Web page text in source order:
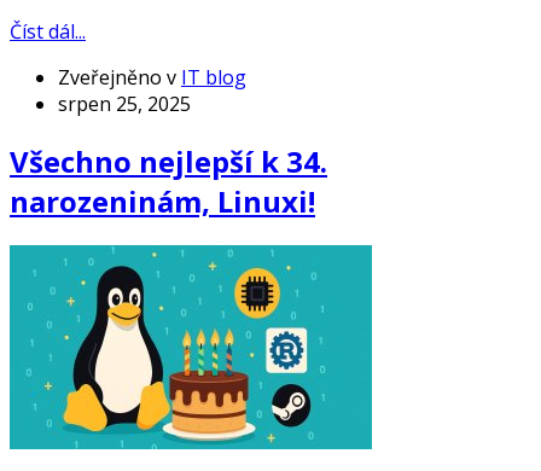
Číst dál...
Zveřejněno v IT blog
srpen 25, 2025
Všechno nejlepší k 34.
narozeninám, Linuxi!